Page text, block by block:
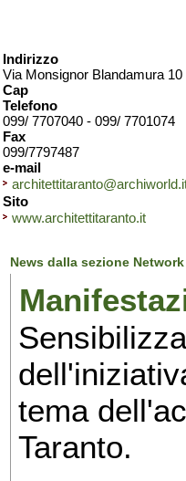
Indirizzo
Via Monsignor Blandamura 10
Cap
Telefono
099/ 7707040 - 099/ 7701074
Fax
099/7797487
e-mail
Sito
www.architettitaranto.it
News dalla sezione Network
tema
Taranto.